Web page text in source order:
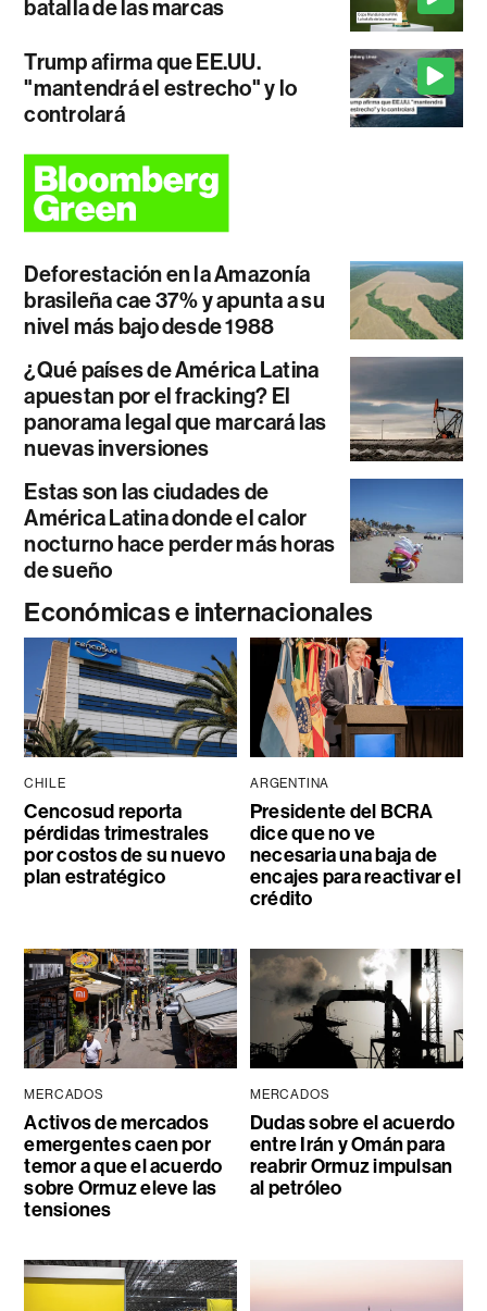
batalla de las marcas
Trump afirma que EE.UU.
"mantendrá el estrecho" y lo
controlará
Deforestación en la Amazonía
brasileña cae 37% y apunta a su
nivel más bajo desde 1988
¿Qué países de América Latina
apuestan por el fracking? El
panorama legal que marcará las
nuevas inversiones
Estas son las ciudades de
América Latina donde el calor
nocturno hace perder más horas
de sueño
Económicas e internacionales
CHILE
Cencosud reporta
pérdidas trimestrales
por costos de su nuevo
plan estratégico
ARGENTINA
Presidente del BCRA
dice que no ve
necesaria una baja de
encajes para reactivar el
crédito
MERCADOS
Activos de mercados
emergentes caen por
temor a que el acuerdo
sobre Ormuz eleve las
tensiones
MERCADOS
Dudas sobre el acuerdo
entre Irán y Omán para
reabrir Ormuz impulsan
al petróleo